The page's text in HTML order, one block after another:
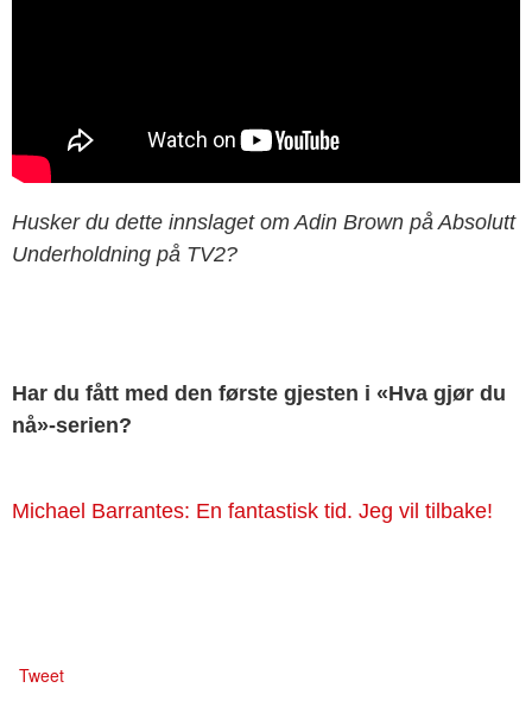
Husker du dette innslaget om Adin Brown på Absolutt
Underholdning på TV2?
Har du fått med den første gjesten i «Hva gjør du
nå»-serien?
Michael Barrantes: En fantastisk tid. Jeg vil tilbake!
Tweet